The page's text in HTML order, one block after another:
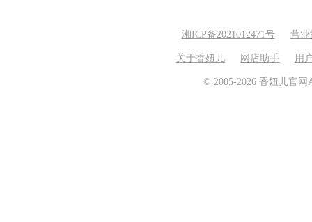
湘ICP备2021012471号 营业
关于香妞儿 网店助手 用
© 2005-2026 香妞儿官